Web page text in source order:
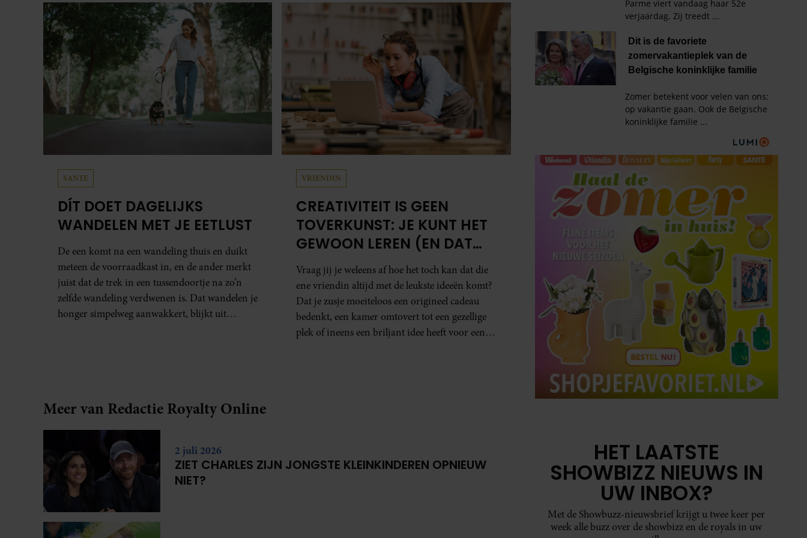
zonovergoten bestemming én vertelt ze hoe
bijzonder de reis voor haar is geweest.
SANTE
DÍT DOET DAGELIJKS
WANDELEN MET JE EETLUST
De een komt na een wandeling thuis en duikt
meteen de voorraadkast in, en de ander merkt
juist dat de trek in een tussendoortje na zo’n
zelfde wandeling verdwenen is. Dat wandelen je
honger simpelweg aanwakkert, blijkt uit
VRIENDIN
CREATIVITEIT IS GEEN
TOVERKUNST: JE KUNT HET
GEWOON LEREN (EN DAT
DOE JE ZO)
Vraag jij je weleens af hoe het toch kan dat die
ene vriendin altijd met de leukste ideeën komt?
Dat je zusje moeiteloos een origineel cadeau
bedenkt, een kamer omtovert tot een gezellige
plek of ineens een briljant idee heeft voor een
Meer van Redactie Royalty Online
2 juli 2026
ZIET CHARLES ZIJN JONGSTE KLEINKINDEREN OPNIEUW
NIET?
HET LAATSTE
SHOWBIZZ NIEUWS IN
UW INBOX?
Met de Showbuzz-nieuwsbrief krijgt u twee keer per
week alle buzz over de showbizz en de royals in uw